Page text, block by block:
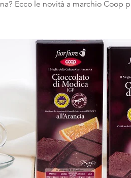
Ecco le novità a marchio Coop